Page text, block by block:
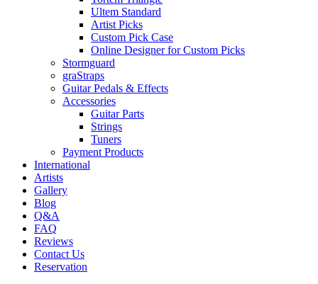
Ultem Standard
Artist Picks
Custom Pick Case
Online Designer for Custom Picks
Stormguard
graStraps
Guitar Pedals & Effects
Accessories
Guitar Parts
Strings
Tuners
Payment Products
International
Artists
Gallery
Blog
Q&A
FAQ
Reviews
Contact Us
Reservation